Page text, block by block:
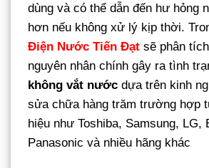
dùng và có thể dẫn đến hư hỏng
hơn nếu không xử lý kịp thời.
Điện Nước Tiến Đạt sẽ phân
nguyên nhân chính gây ra tình
không vắt nước dựa trên kinh
sửa chữa hàng trăm trường hợp
hiệu như Toshiba, Samsung, LG,
Panasonic và nhiều hãng khác